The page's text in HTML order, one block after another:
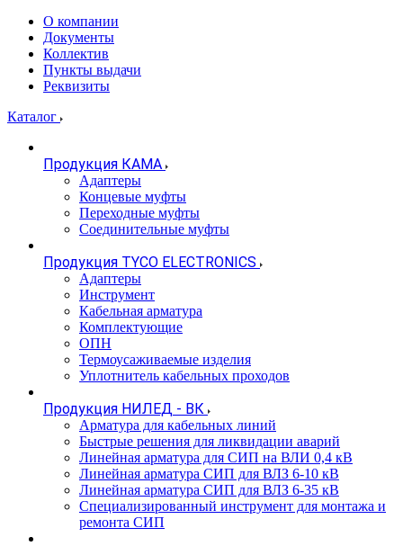
О компании
Документы
Коллектив
Пункты выдачи
Реквизиты
Каталог
Продукция КАМА
Адаптеры
Концевые муфты
Переходные муфты
Соединительные муфты
Продукция TYCO ELECTRONICS
Адаптеры
Инструмент
Кабельная арматура
Комплектующие
ОПН
Термоусаживаемые изделия
Уплотнитель кабельных проходов
Продукция НИЛЕД - ВК
Арматура для кабельных линий
Быстрые решения для ликвидации аварий
Линейная арматура для СИП на ВЛИ 0,4 кВ
Линейная арматура СИП для ВЛЗ 6-10 кВ
Линейная арматура СИП для ВЛЗ 6-35 кВ
Специализированный инструмент для монтажа и
ремонта СИП